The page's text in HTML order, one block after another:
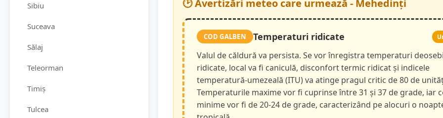
Sibiu
Suceava
Sălaj
Teleorman
Timiș
Tulcea
🕑 Avertizări meteo care urmează - Mehedinți
COD GALBEN Temperaturi ridicate
Valul de căldură va persista. Se vor înregistra temperaturi
ridicate, local va fi caniculă, disconfort termic ridicat și indicele
temperatură-umezeală (ITU) va atinge pragul critic de 80 de
Temperaturile maxime vor fi cuprinse între 31 și 37 de grade, iar
minime vor fi de 20-24 de grade, caracterizând pe alocuri o